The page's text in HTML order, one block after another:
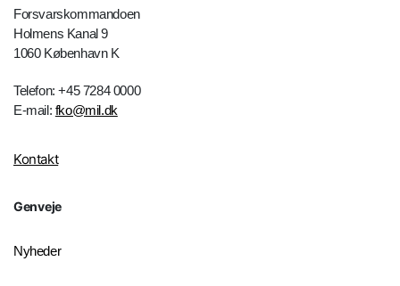
Forsvarskommandoen
Holmens Kanal 9
1060 København K
Telefon: +45 7284 0000
E-mail: fko@mil.dk
Kontakt
Genveje
Nyheder